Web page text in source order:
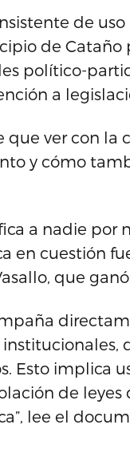
de
de Cataño
político-
a
que ver con
y cómo
a nadie por
en cuestión
que
Esto implica
de
lee el